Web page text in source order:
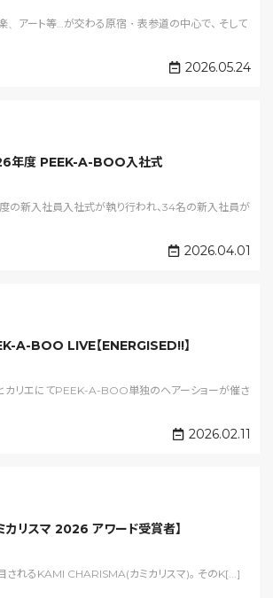
楽、アート等…が交わる原宿・表参道の中心で、 そして
2026.05.24
年度 PEEK-A-BOO入社式
の新入社員入社式が執り行われ、34名の新入社員が
2026.04.01
A-BOO LIVE【ENERGISED!!】
リエにてPEEK-A-BOO単独のヘアーショーが催さ
2026.02.11
ミカリスマ 2026 アワード受賞者】
されるKAMI CHARISMA(カミカリスマ)。 そのK[...]